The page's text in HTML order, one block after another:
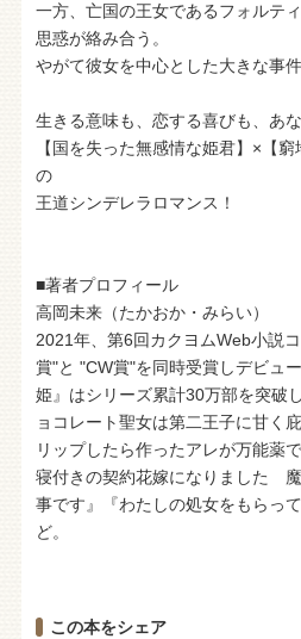
一方、亡国の王女であるフォルテ
思惑が絡み合う。
やがて彼女を中心とした大きな事
生きる意味も、恋する喜びも、あ
【国を失った無感情な姫君】×【
の
王道シンデレラロマンス！
■著者プロフィール
高岡未来（たかおか・みらい）
2021年、第6回カクヨムWeb小説
賞"と "CW賞"を同時受賞しデビュ
姫』はシリーズ累計30万部を突破
ョコレート聖女は第二王子に甘く
リップしたら作ったアレが万能薬
寝付きの契約花嫁になりました
事です』『わたしの処女をもらっ
ど。
この本をシェア